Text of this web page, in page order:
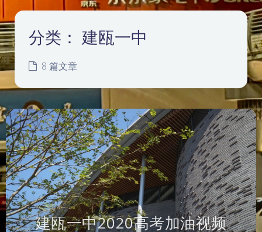
分类： 建瓯一中
8 篇文章
建瓯一中2020高考加油视频